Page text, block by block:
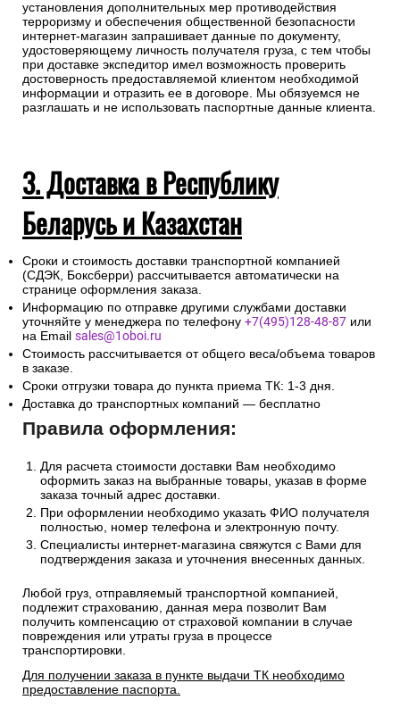
установления дополнительных мер противодействия
терроризму и обеспечения общественной безопасности
интернет-магазин запрашивает данные по документу,
удостоверяющему личность получателя груза, с тем чтобы
при доставке экспедитор имел возможность проверить
достоверность предоставляемой клиентом необходимой
информации и отразить ее в договоре. Мы обязуемся не
разглашать и не использовать паспортные данные клиента.
3. Доставка в Республику
Беларусь и Казахстан
Сроки и стоимость доставки транспортной компанией
(СДЭК, Боксберри) рассчитывается автоматически на
странице оформления заказа.
Информацию по отправке другими службами доставки
уточняйте у менеджера по телефону +7(495)128-48-87 или
на Email sales@1oboi.ru
Стоимость рассчитывается от общего веса/объема товаров
в заказе.
Сроки отгрузки товара до пункта приема ТК: 1-3 дня.
Доставка до транспортных компаний — бесплатно
Правила оформления:
Для расчета стоимости доставки Вам необходимо
оформить заказ на выбранные товары, указав в форме
заказа точный адрес доставки.
При оформлении необходимо указать ФИО получателя
полностью, номер телефона и электронную почту.
Специалисты интернет-магазина свяжутся с Вами для
подтверждения заказа и уточнения внесенных данных.
Любой груз, отправляемый транспортной компанией,
подлежит страхованию, данная мера позволит Вам
получить компенсацию от страховой компании в случае
повреждения или утраты груза в процессе
транспортировки.
Для получении заказа в пункте выдачи ТК необходимо
предоставление паспорта.